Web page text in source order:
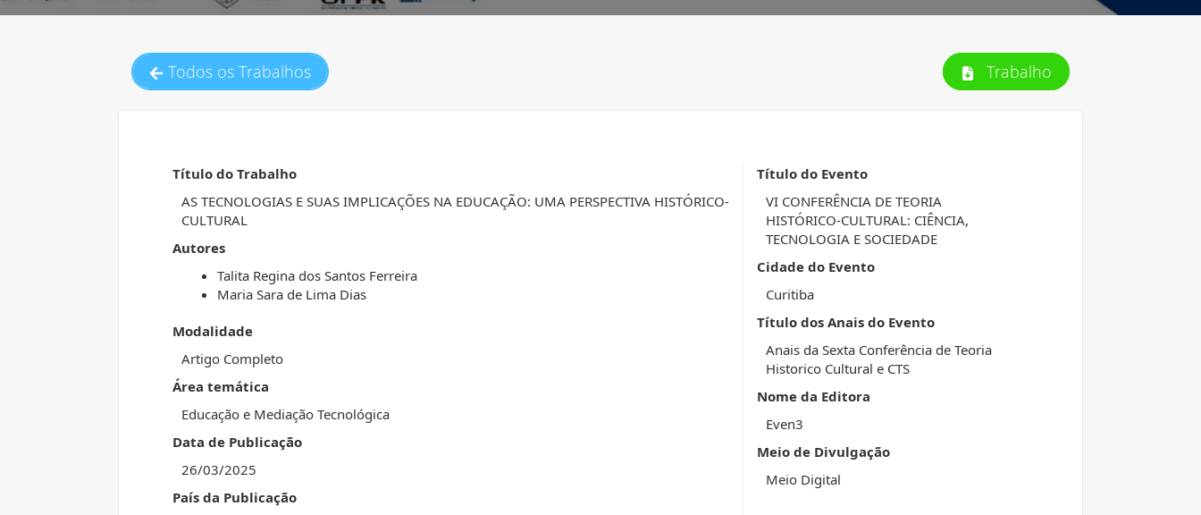
Todos os Trabalhos Trabalho
Título do Trabalho
AS TECNOLOGIAS E SUAS IMPLICAÇÕES NA EDUCAÇÃO: UMA PERSPECTIVA HISTÓRICO-
CULTURAL
Autores
Talita Regina dos Santos Ferreira
Maria Sara de Lima Dias
Modalidade
Artigo Completo
Área temática
Educação e Mediação Tecnológica
Data de Publicação
26/03/2025
País da Publicação
Título do Evento
VI CONFERÊNCIA DE TEORIA
HISTÓRICO-CULTURAL: CIÊNCIA,
TECNOLOGIA E SOCIEDADE
Cidade do Evento
Curitiba
Título dos Anais do Evento
Anais da Sexta Conferência de Teoria
Historico Cultural e CTS
Nome da Editora
Even3
Meio de Divulgação
Meio Digital